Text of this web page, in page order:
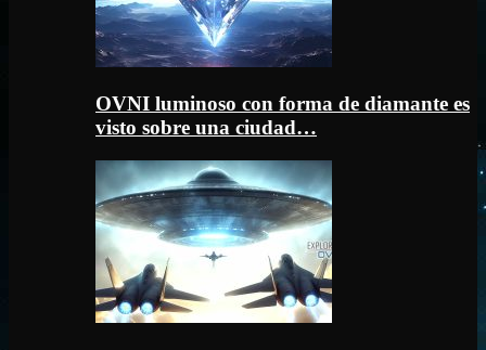
OVNI luminoso con forma de diamante es
visto sobre una ciudad…